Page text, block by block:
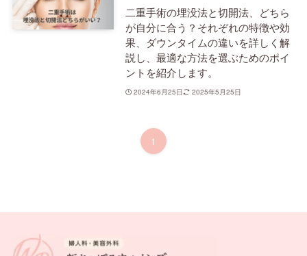
二重手術の埋没法と切開法、どちら
が自分に合う？それぞれの特徴や効
果、ダウンタイムの違いを詳しく解
説し、最適な方法を選ぶためのポイ
ントを紹介します。
2024年6月25日 2025年5月25日
1